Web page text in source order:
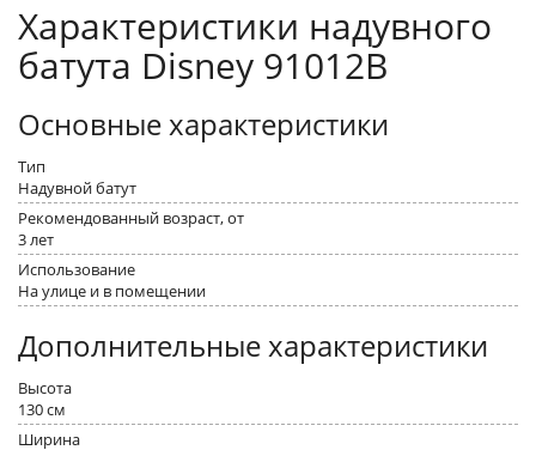
Характеристики надувного
батута Disney 91012B
Основные характеристики
Тип
Надувной батут
Рекомендованный возраст, от
3 лет
Использование
На улице и в помещении
Дополнительные характеристики
Высота
130 см
Ширина